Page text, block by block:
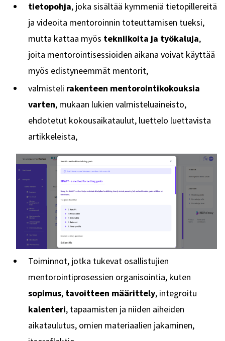
tietopohja, joka sisältää kymmeniä tietopillereitä
ja videoita mentoroinnin toteuttamisen tueksi,
mutta kattaa myös tekniikoita ja työkaluja,
joita mentorointisessioiden aikana voivat käyttää
myös edistyneemmät mentorit,
valmisteli rakenteen mentorointikokouksia
varten, mukaan lukien valmisteluaineisto,
ehdotetut kokousaikataulut, luettelo luettavista
artikkeleista,
Toiminnot, jotka tukevat osallistujien
mentorointiprosessien organisointia, kuten
sopimus, tavoitteen määrittely, integroitu
kalenteri, tapaamisten ja niiden aiheiden
aikataulutus, omien materiaalien jakaminen,